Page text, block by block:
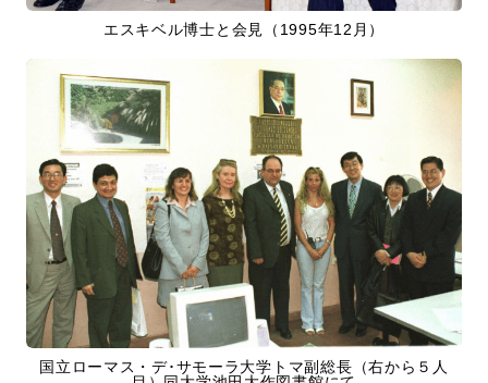
エスキベル博士と会見（1995年12月）
国立ローマス・デ･サモーラ大学トマ副総長（右から５人